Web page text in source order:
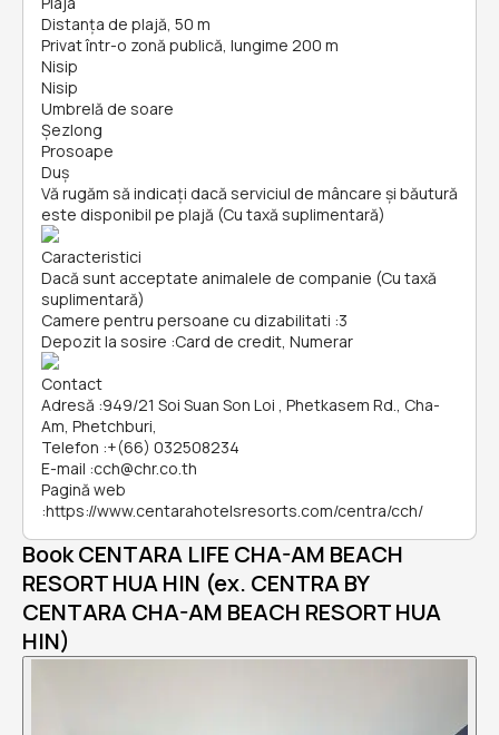
Distanța de plajă, 50 m
Privat într-o zonă publică, lungime 200 m
Nisip
Nisip
Umbrelă de soare
Șezlong
Prosoape
Duș
Vă rugăm să indicați dacă serviciul de mâncare și băutură
este disponibil pe plajă (Cu taxă suplimentară)
Caracteristici
Dacă sunt acceptate animalele de companie (Cu taxă
suplimentară)
Camere pentru persoane cu dizabilitati :3
Depozit la sosire :Card de credit, Numerar
Contact
Adresă :949/21 Soi Suan Son Loi , Phetkasem Rd., Cha-
Am, Phetchburi,
Telefon :+(66) 032508234
E-mail :cch@chr.co.th
Pagină web
:https://www.centarahotelsresorts.com/centra/cch/
Book CENTARA LIFE CHA-AM BEACH
RESORT HUA HIN (ex. CENTRA BY
CENTARA CHA-AM BEACH RESORT HUA
HIN)